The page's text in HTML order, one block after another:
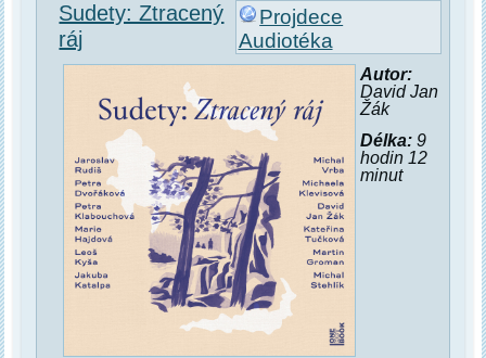
Projdece
Audiotéka
Sudety: Ztracený
ráj
Autor:
David Jan
Žák
Délka:9
hodin 12
minut